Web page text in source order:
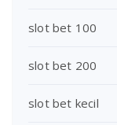
slot bet 100
slot bet 200
slot bet kecil